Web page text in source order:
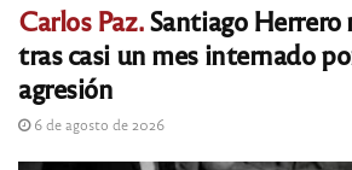
Carlos Paz.Santiago Herrero
tras casi un mes internado
agresión
6 de agosto de 2026